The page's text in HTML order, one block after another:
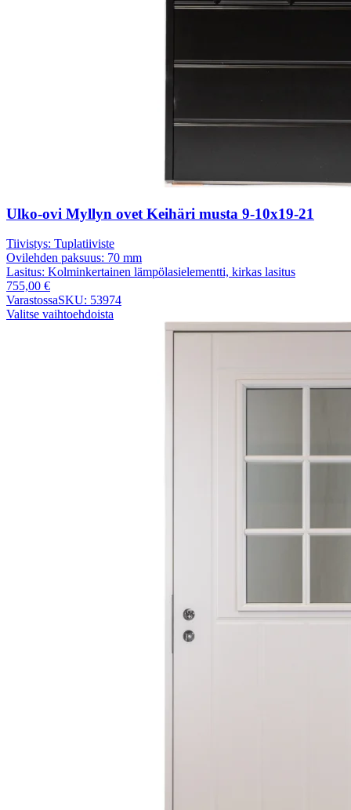
Ulko-ovi Myllyn ovet Keihäri musta 9-10x19-21
Tiivistys: Tuplatiiviste
Ovilehden paksuus: 70 mm
Lasitus: Kolminkertainen lämpölasielementti, kirkas lasitus
755,00 €
VarastossaSKU: 53974
Valitse vaihtoehdoista